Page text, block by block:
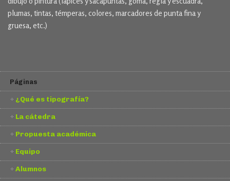
plumas, tintas, témperas, colores, marcadores de punta fina y
gruesa, etc.)
Páginas
¿Qué es tipografía?
La cátedra
Propuesta académica
Equipo
Alumnos